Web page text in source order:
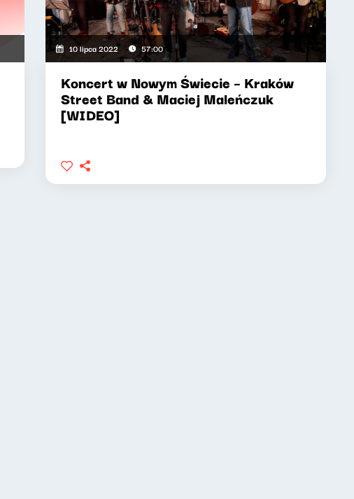
10 lipca 2022 57:00
Koncert w Nowym Świecie – Kraków
Street Band & Maciej Maleńczuk
[WIDEO]